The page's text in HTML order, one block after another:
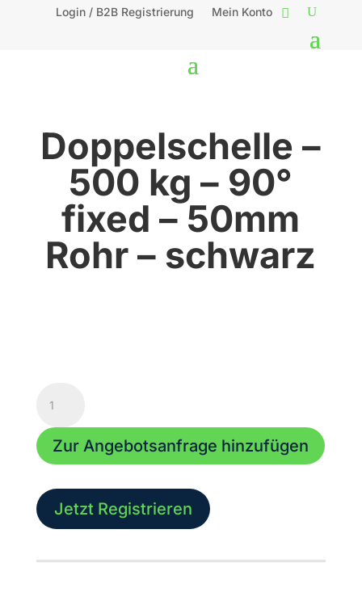
Login / B2B Registrierung Mein Konto
Doppelschelle –
500 kg – 90°
fixed – 50mm
Rohr – schwarz
500
kg
fixed
-
Rohr
Zur Angebotsanfrage hinzufügen
Jetzt Registrieren